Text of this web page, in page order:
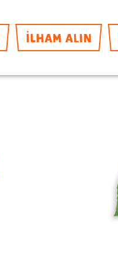
İLHAM ALIN